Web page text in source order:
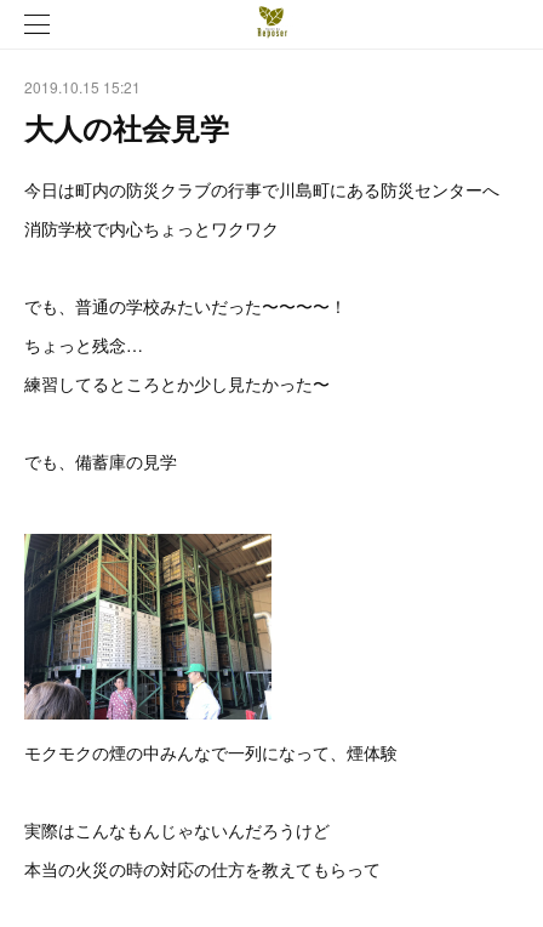
2019.10.15 15:21
大人の社会見学
今日は町内の防災クラブの行事で川島町にある防災センターへ
消防学校で内心ちょっとワクワク
でも、普通の学校みたいだった〜〜〜〜！
ちょっと残念…
練習してるところとか少し見たかった〜
でも、備蓄庫の見学
モクモクの煙の中みんなで一列になって、煙体験
実際はこんなもんじゃないんだろうけど
本当の火災の時の対応の仕方を教えてもらって